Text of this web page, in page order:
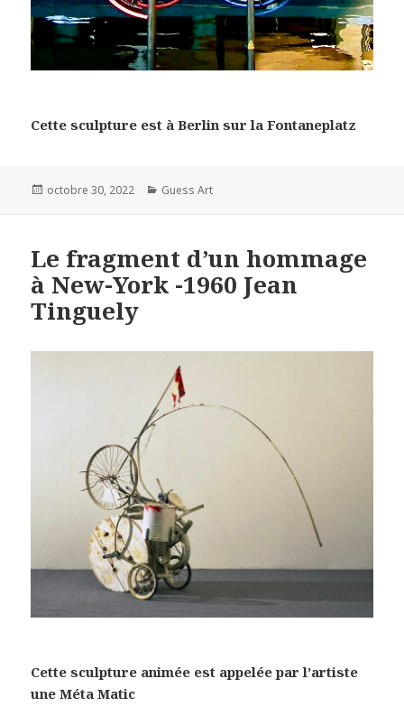
Cette sculpture est à Berlin sur la Fontaneplatz
Posted
octobre 30, 2022 Categories
Guess Art
Le fragment d’un hommage
à New-York -1960 Jean
Tinguely
Cette sculpture animée est appelée par l’artiste
une Méta Matic